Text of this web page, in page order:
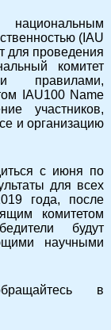
(IAU
для проведения
комитет
и правилами,
IAU100 Name
участников,
и организацию
с июня по
для всех
года, после
комитетом
будут
научными
в